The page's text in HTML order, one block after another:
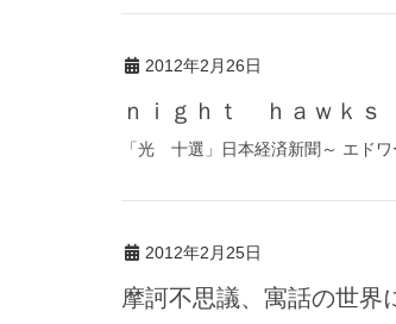
2012年2月26日
ｎｉｇｈｔ ｈａｗｋｓ
「光 十選」日本経済新聞～ エド
2012年2月25日
摩訶不思議、寓話の世界